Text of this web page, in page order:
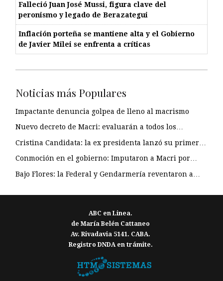
Falleció Juan José Mussi, figura clave del
peronismo y legado de Berazategui
Inflación porteña se mantiene alta y el Gobierno
de Javier Milei se enfrenta a críticas
Noticias más Populares
Impactante denuncia golpea de lleno al macrismo
Nuevo decreto de Macri: evaluarán a todos los…
Cristina Candidata: la ex presidenta lanzó su primer…
Conmoción en el gobierno: Imputaron a Macri por…
Bajo Flores: la Federal y Gendarmería reventaron a…
ABC en Linea.
de María Belén Cattaneo
Av. Rivadavia 5141. CABA.
Registro DNDA en trámite.